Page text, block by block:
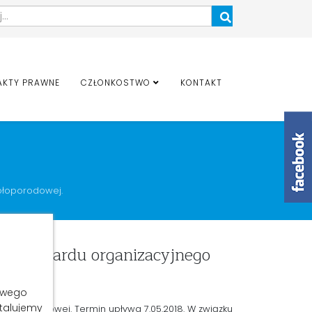
PRAWNE CZŁONKOSTWO KONTAKT
standardu organizacyjnego
Termin upływa 7.05.2018. W związku